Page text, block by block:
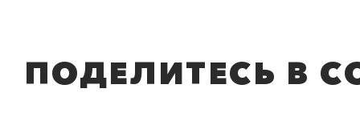
ПОДЕЛИТЕСЬ В